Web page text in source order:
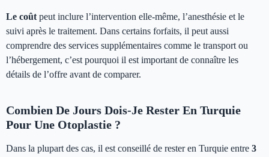
Le coût peut inclure l’intervention elle-même, l’anesthésie et le
suivi après le traitement. Dans certains forfaits, il peut aussi
comprendre des services supplémentaires comme le transport ou
l’hébergement, c’est pourquoi il est important de connaître les
détails de l’offre avant de comparer.
Combien De Jours Dois-Je Rester En Turquie
Pour Une Otoplastie ?
Dans la plupart des cas, il est conseillé de rester en Turquie entre 3